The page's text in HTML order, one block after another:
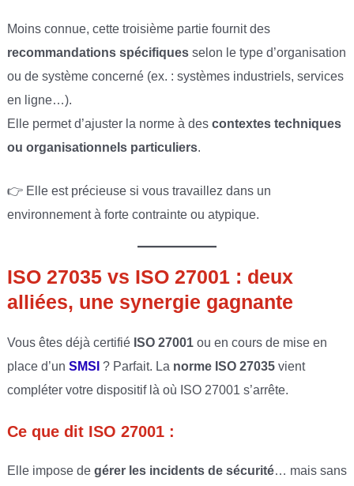
Moins connue, cette troisième partie fournit des
recommandations spécifiquesselon le type d’organisation
ou de système concerné (ex. : systèmes industriels, services
en ligne…).
Elle permet d’ajuster la norme à des contextes techniques
ou organisationnels particuliers.
👉 Elle est précieuse si vous travaillez dans un
environnement à forte contrainte ou atypique.
ISO 27035 vs ISO 27001 : deux
alliées, une synergie gagnante
Vous êtes déjà certifié ISO 27001ou en cours de mise en
place d’un SMSI? Parfait. La norme ISO 27035vient
compléter votre dispositif là où ISO 27001 s’arrête.
Ce que dit ISO 27001 :
Elle impose de gérer les incidents de sécurité… mais sans